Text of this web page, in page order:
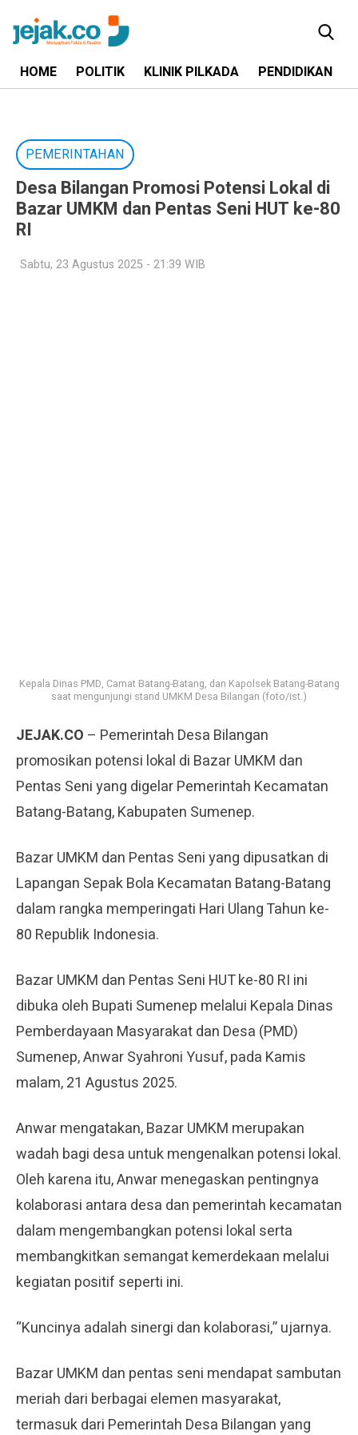
HOME POLITIK KLINIK PILKADA PENDIDIKAN
PEMERINTAHAN
Desa Bilangan Promosi Potensi Lokal di
Bazar UMKM dan Pentas Seni HUT ke-80
RI
Sabtu, 23 Agustus 2025 - 21:39 WIB
Kepala Dinas PMD, Camat Batang-Batang, dan Kapolsek Batang-Batang
saat mengunjungi stand UMKM Desa Bilangan (foto/ist.)
JEJAK.CO – Pemerintah Desa Bilangan
promosikan potensi lokal di Bazar UMKM dan
Pentas Seni yang digelar Pemerintah Kecamatan
Batang-Batang, Kabupaten Sumenep.
Bazar UMKM dan Pentas Seni yang dipusatkan di
Lapangan Sepak Bola Kecamatan Batang-Batang
dalam rangka memperingati Hari Ulang Tahun ke-
80 Republik Indonesia.
Bazar UMKM dan Pentas Seni HUT ke-80 RI ini
dibuka oleh Bupati Sumenep melalui Kepala Dinas
Pemberdayaan Masyarakat dan Desa (PMD)
Sumenep, Anwar Syahroni Yusuf, pada Kamis
malam, 21 Agustus 2025.
Anwar mengatakan, Bazar UMKM merupakan
wadah bagi desa untuk mengenalkan potensi lokal.
Oleh karena itu, Anwar menegaskan pentingnya
kolaborasi antara desa dan pemerintah kecamatan
dalam mengembangkan potensi lokal serta
membangkitkan semangat kemerdekaan melalui
kegiatan positif seperti ini.
“Kuncinya adalah sinergi dan kolaborasi,” ujarnya.
Bazar UMKM dan pentas seni mendapat sambutan
meriah dari berbagai elemen masyarakat,
termasuk dari Pemerintah Desa Bilangan yang